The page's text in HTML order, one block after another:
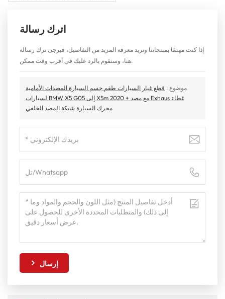
اترك رسالة
إذا كنت مهتمًا بمنتجاتنا وتريد معرفة المزيد من التفاصيل، فيرجى ترك رسالة
هنا، وسنقوم بالرد عليك في أقرب وقت ممكن.
موضوع : قطع غيار السيارات طقم جسم السيارة المصدات الأمامية
لسيارات BMW X5 G05 إلى X5m 2020 + مع مصد Exhaus غطاء
محرك السيارة شبكة المصد الخلفي
إرسال